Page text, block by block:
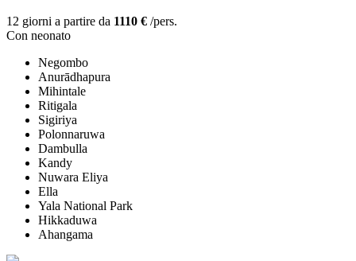
12 giorni a partire da 1110 € /pers.
Con neonato
Negombo
Anurādhapura
Mihintale
Ritigala
Sigiriya
Polonnaruwa
Dambulla
Kandy
Nuwara Eliya
Ella
Yala National Park
Hikkaduwa
Ahangama